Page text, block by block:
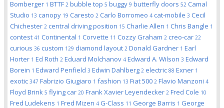
Bomberger 1 BTTF 2 bubble top 5 buggy 9 butterfly doors 52 Camal
Studio 13 canopy 19 Caresto 2 Carlo Borromeo 4 cat-mobile 3 Cecil
Chichester 2 central driving position 15 Charlie Allen 1 Chris Bangle 1
contest 41 Continental 1 Corvette 11 Cozzy Graham 2 creo-car 22
curious 36 custom 129 diamond layout 2 Donald Gardner 1 Earl
Horter 1 Ed Roth 2 Eduard Molchanov 4 Edward A. Wilson 3 Edward
Borein 1 Edward Penfield 3 Edwin Dahlberg 2 electric 88 Exner 1
exotic 347 Fabrizio Giugiaro 1 fashion 13 Fiat 500 2 Flavio Manzoni 4
Floyd Brink 5 flying car 20 Frank Xavier Leyendecker 2 Fred Cole 10
Fred Ludekens 1 Fred Mizen 4 G-Class 11 George Barris 1 George